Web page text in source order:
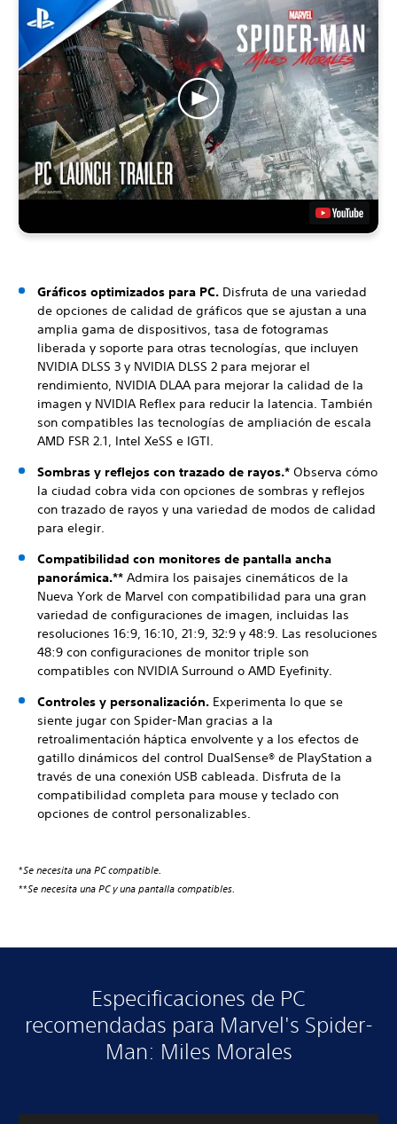
Gráficos optimizados para PC. Disfruta de una variedad
de opciones de calidad de gráficos que se ajustan a una
amplia gama de dispositivos, tasa de fotogramas
liberada y soporte para otras tecnologías, que incluyen
NVIDIA DLSS 3 y NVIDIA DLSS 2 para mejorar el
rendimiento, NVIDIA DLAA para mejorar la calidad de la
imagen y NVIDIA Reflex para reducir la latencia. También
son compatibles las tecnologías de ampliación de escala
AMD FSR 2.1, Intel XeSS e IGTI.
Sombras y reflejos con trazado de rayos.* Observa cómo
la ciudad cobra vida con opciones de sombras y reflejos
con trazado de rayos y una variedad de modos de calidad
para elegir.
Compatibilidad con monitores de pantalla ancha
panorámica.** Admira los paisajes cinemáticos de la
Nueva York de Marvel con compatibilidad para una gran
variedad de configuraciones de imagen, incluidas las
resoluciones 16:9, 16:10, 21:9, 32:9 y 48:9. Las resoluciones
48:9 con configuraciones de monitor triple son
compatibles con NVIDIA Surround o AMD Eyefinity.
Controles y personalización. Experimenta lo que se
siente jugar con Spider-Man gracias a la
retroalimentación háptica envolvente y a los efectos de
gatillo dinámicos del control DualSense® de PlayStation a
través de una conexión USB cableada. Disfruta de la
compatibilidad completa para mouse y teclado con
opciones de control personalizables.
*Se necesita una PC compatible.
**Se necesita una PC y una pantalla compatibles.
Especificaciones de PC
recomendadas para Marvel's Spider-
Man: Miles Morales